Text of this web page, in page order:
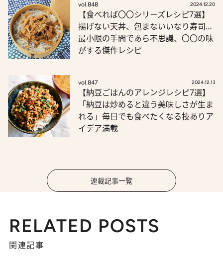
vol.848 2024.12.20
【食べれば〇〇シリーズレシピ7選】
揚げない天丼、包まないいなり寿司…
最小限の手間であら不思議、〇〇の味
がする傑作レシピ
vol.847 2024.12.13
【納豆ごはんのアレンジレシピ7選】
「納豆は炒めると違う美味しさが生ま
れる」毎日でも食べたくなる技ありア
イデア満載
連載記事一覧
RELATED POSTS
関連記事